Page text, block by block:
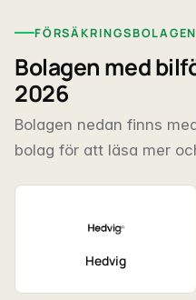
FÖRSÄKRINGSBOLAGEN
Bolagen med
2026
Bolagen nedan finns
bolag för att läsa mer
Hedvig